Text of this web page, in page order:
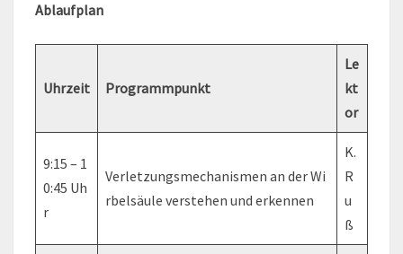
Ablaufplan
Uhrzeit Programmpunkt
Le
kt
or
9:15 – 1
0:45 Uh
r
Verletzungsmechanismen an der Wi
rbelsäule verstehen und erkennen
K.
R
u
ß